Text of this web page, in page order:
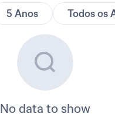
5 Anos Todos os
No data to show